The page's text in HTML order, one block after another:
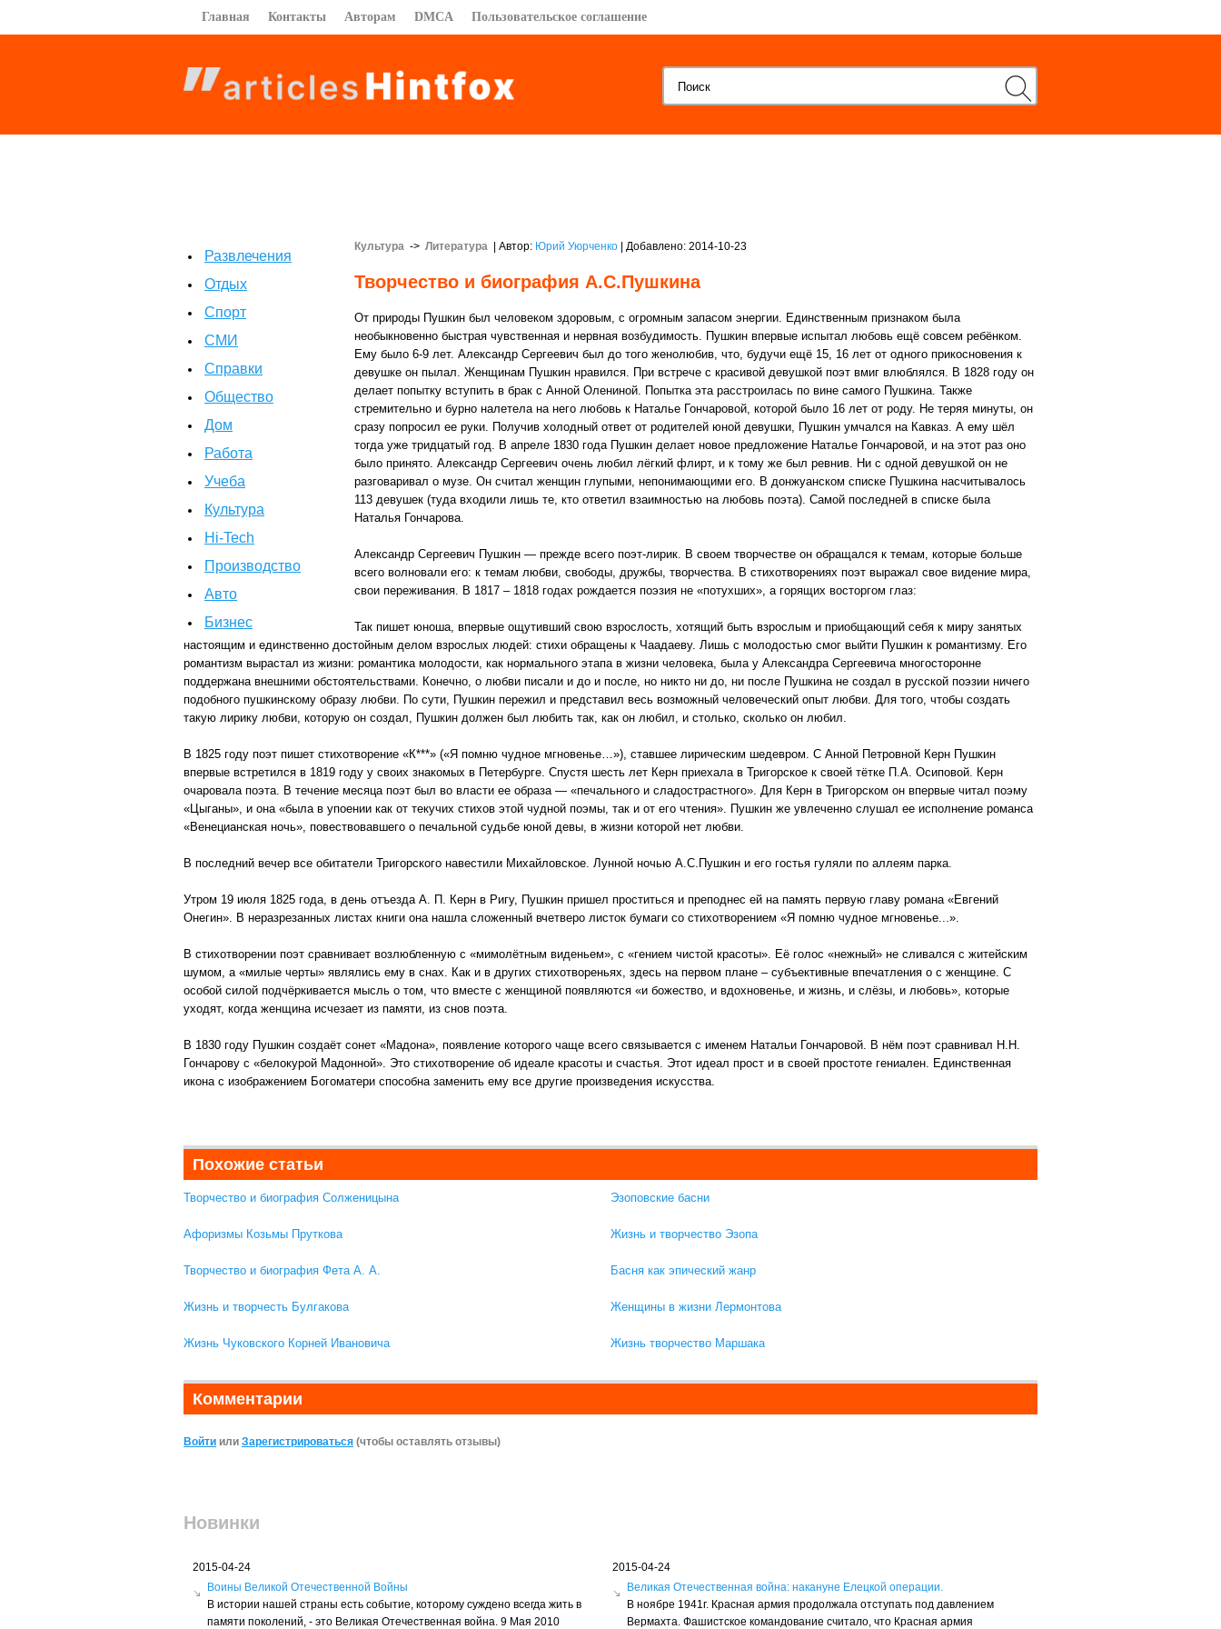
Главная Контакты Авторам DMCA Пользовательское соглашение
Развлечения
Отдых
Спорт
СМИ
Справки
Общество
Дом
Работа
Учеба
Культура
Hi-Tech
Производство
Авто
Бизнес
Культура -> Литература | Автор: Юрий Уюрченко | Добавлено: 2014-10-23
Творчество и биография А.С.Пушкина
От природы Пушкин был человеком здоровым, с огромным запасом энергии. Единственным признаком была
необыкновенно быстрая чувственная и нервная возбудимость. Пушкин впервые испытал любовь ещё совсем ребёнком.
Ему было 6-9 лет. Александр Сергеевич был до того женолюбив, что, будучи ещё 15, 16 лет от одного прикосновения к
девушке он пылал. Женщинам Пушкин нравился. При встрече с красивой девушкой поэт вмиг влюблялся. В 1828 году он
делает попытку вступить в брак с Анной Олениной. Попытка эта расстроилась по вине самого Пушкина. Также
стремительно и бурно налетела на него любовь к Наталье Гончаровой, которой было 16 лет от роду. Не теряя минуты, он
сразу попросил ее руки. Получив холодный ответ от родителей юной девушки, Пушкин умчался на Кавказ. А ему шёл
тогда уже тридцатый год. В апреле 1830 года Пушкин делает новое предложение Наталье Гончаровой, и на этот раз оно
было принято. Александр Сергеевич очень любил лёгкий флирт, и к тому же был ревнив. Ни с одной девушкой он не
разговаривал о музе. Он считал женщин глупыми, непонимающими его. В донжуанском списке Пушкина насчитывалось
113 девушек (туда входили лишь те, кто ответил взаимностью на любовь поэта). Самой последней в списке была
Наталья Гончарова.
Александр Сергеевич Пушкин — прежде всего поэт-лирик. В своем творчестве он обращался к темам, которые больше
всего волновали его: к темам любви, свободы, дружбы, творчества. В стихотворениях поэт выражал свое видение мира,
свои переживания. В 1817 – 1818 годах рождается поэзия не «потухших», а горящих восторгом глаз:
Так пишет юноша, впервые ощутивший свою взрослость, хотящий быть взрослым и приобщающий себя к миру занятых
настоящим и единственно достойным делом взрослых людей: стихи обращены к Чаадаеву. Лишь с молодостью смог выйти Пушкин к романтизму. Его
романтизм вырастал из жизни: романтика молодости, как нормального этапа в жизни человека, была у Александра Сергеевича многосторонне
поддержана внешними обстоятельствами. Конечно, о любви писали и до и после, но никто ни до, ни после Пушкина не создал в русской поэзии ничего
подобного пушкинскому образу любви. По сути, Пушкин пережил и представил весь возможный человеческий опыт любви. Для того, чтобы создать
такую лирику любви, которую он создал, Пушкин должен был любить так, как он любил, и столько, сколько он любил.
В 1825 году поэт пишет стихотворение «К***» («Я помню чудное мгновенье…»), ставшее лирическим шедевром. С Анной Петровной Керн Пушкин
впервые встретился в 1819 году у своих знакомых в Петербурге. Спустя шесть лет Керн приехала в Тригорское к своей тётке П.А. Осиповой. Керн
очаровала поэта. В течение месяца поэт был во власти ее образа — «печального и сладострастного». Для Керн в Тригорском он впервые читал поэму
«Цыганы», и она «была в упоении как от текучих стихов этой чудной поэмы, так и от его чтения». Пушкин же увлеченно слушал ее исполнение романса
«Венецианская ночь», повествовавшего о печальной судьбе юной девы, в жизни которой нет любви.
В последний вечер все обитатели Тригорского навестили Михайловское. Лунной ночью А.С.Пушкин и его гостья гуляли по аллеям парка.
Утром 19 июля 1825 года, в день отъезда А. П. Керн в Ригу, Пушкин пришел проститься и преподнес ей на память первую главу романа «Евгений
Онегин». В неразрезанных листах книги она нашла сложенный вчетверо листок бумаги со стихотворением «Я помню чудное мгновенье...».
В стихотворении поэт сравнивает возлюбленную с «мимолётным виденьем», с «гением чистой красоты». Её голос «нежный» не сливался с житейским
шумом, а «милые черты» являлись ему в снах. Как и в других стихотвореньях, здесь на первом плане – субъективные впечатления о с женщине. С
особой силой подчёркивается мысль о том, что вместе с женщиной появляются «и божество, и вдохновенье, и жизнь, и слёзы, и любовь», которые
уходят, когда женщина исчезает из памяти, из снов поэта.
В 1830 году Пушкин создаёт сонет «Мадона», появление которого чаще всего связывается с именем Натальи Гончаровой. В нём поэт сравнивал Н.Н.
Гончарову с «белокурой Мадонной». Это стихотворение об идеале красоты и счастья. Этот идеал прост и в своей простоте гениален. Единственная
икона с изображением Богоматери способна заменить ему все другие произведения искусства.
Похожие статьи
Творчество и биография Солженицына
Афоризмы Козьмы Пруткова
Творчество и биография Фета А. А.
Жизнь и творчесть Булгакова
Жизнь Чуковского Корней Ивановича
Эзоповские басни
Жизнь и творчество Эзопа
Басня как эпический жанр
Женщины в жизни Лермонтова
Жизнь творчество Маршака
Комментарии
Войти или Зарегистрироваться (чтобы оставлять отзывы)
Новинки
2015-04-24
Воины Великой Отечественной Войны
В истории нашей страны есть событие, которому суждено всегда жить в
памяти поколений, - это Великая Отечественная война. 9 Мая 2010
2015-04-24
Великая Отечественная война: накануне Елецкой операции.
В ноябре 1941г. Красная армия продолжала отступать под давлением
Вермахта. Фашистское командование считало, что Красная армия